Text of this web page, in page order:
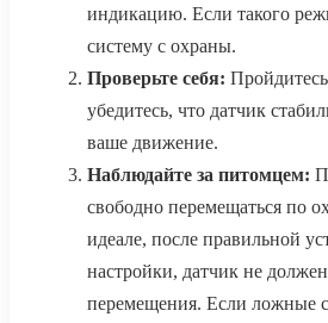
индикацию. Если такого
систему с охраны.
Проверьте себя:
убедитесь, что датчик
ваше движение.
Наблюдайте за питомцем:
свободно перемещаться по
идеале, после правильной
настройки, датчик не
перемещения. Если ложные